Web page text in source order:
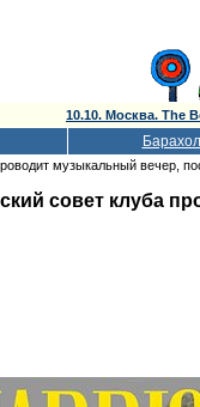
10.10. Москва. The
музыкальный вечер,
совет клуба